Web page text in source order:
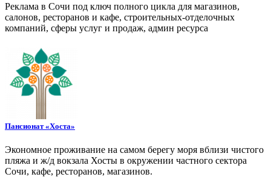
Реклама в Сочи под ключ полного цикла для магазинов,
салонов, ресторанов и кафе, строительных-отделочных
компаний, сферы услуг и продаж, админ ресурса
Пансионат «Хоста»
Экономное проживание на самом берегу моря вблизи чистого
пляжа и ж/д вокзала Хосты в окружении частного сектора
Сочи, кафе, ресторанов, магазинов.